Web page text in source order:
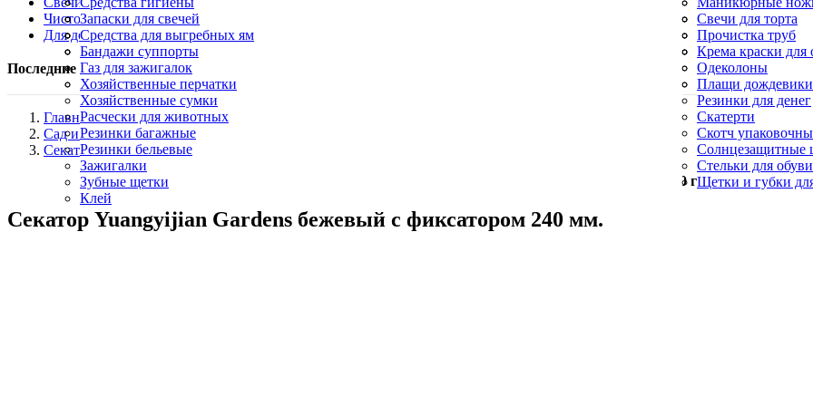
Овощерезки, яйцерезки
Палочки для шашлыка
Формы для
Косметика
Маникюрные кусачки
Пилы для пяток
Пилочки для
Запаски для свечей
Лампадки
Свечи хозяйственные парафиновые
Свечи для торта
Свечи конусные и
Церковные свечи
Чистота и уборка
Средства для выгребных ям
Пятновыводители
Карандаш для утюга
Уборочный инвентарь, щетки и скребки
Прочистка труб
Салфетки для
Синька
Скребки для
Для дома
Бандажи суппорты
Газ для зажигалок
Хозяйственные перчатки
Хозяйственные сумки
Расчески для животных
Резинки багажные
Резинки бельевые
Зажигалки
Зубные щетки
Клей
Крема краски для
Одеколоны
Плащи дождевики
Резинки для денег
Скатерти
Скотч
Солнцезащитные
Стельки для
Щетки и губки
Последние пересмотренные продукты
Главная
Сад и огород
Секаторы
500грн
Секатор Yuangyijian Gardens бежевый с фиксатором 240 мм.